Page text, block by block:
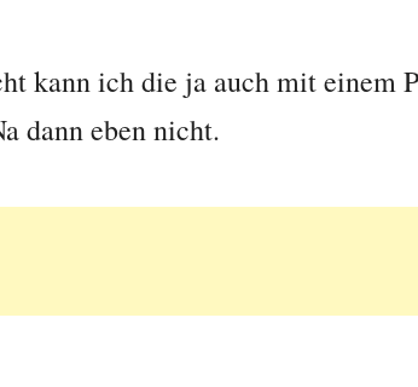
kann ich die ja auch mit einem
dann eben nicht.